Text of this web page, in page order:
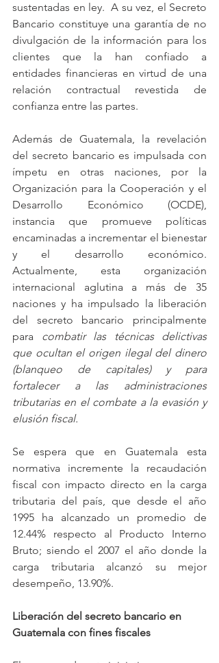
sustentadas en ley.  A su vez, el Secreto
Bancario constituye una garantía de no
divulgación de la información para los
clientes que la han confiado a
entidades financieras en virtud de una
relación contractual revestida de
confianza entre las partes.
Además de Guatemala, la revelación
del secreto bancario es impulsada con
ímpetu en otras naciones, por la
Organización para la Cooperación y el
Desarrollo Económico (OCDE),
instancia que promueve políticas
encaminadas a incrementar el bienestar
y el desarrollo económico.
Actualmente, esta organización
internacional aglutina a más de 35
naciones y ha impulsado la liberación
del secreto bancario principalmente
para combatir las técnicas delictivas
que ocultan el origen ilegal del dinero
(blanqueo de capitales) y para
fortalecer a las administraciones
tributarias en el combate a la evasión y
elusión fiscal.
Se espera que en Guatemala esta
normativa incremente la recaudación
fiscal con impacto directo en la carga
tributaria del país, que desde el año
1995 ha alcanzado un promedio de
12.44% respecto al Producto Interno
Bruto; siendo el 2007 el año donde la
carga tributaria alcanzó su mejor
desempeño, 13.90%.
Liberación del secreto bancario en
Guatemala con fines fiscales